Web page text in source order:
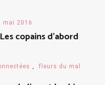
mai 2016
copains d’abord
fleurs du mal